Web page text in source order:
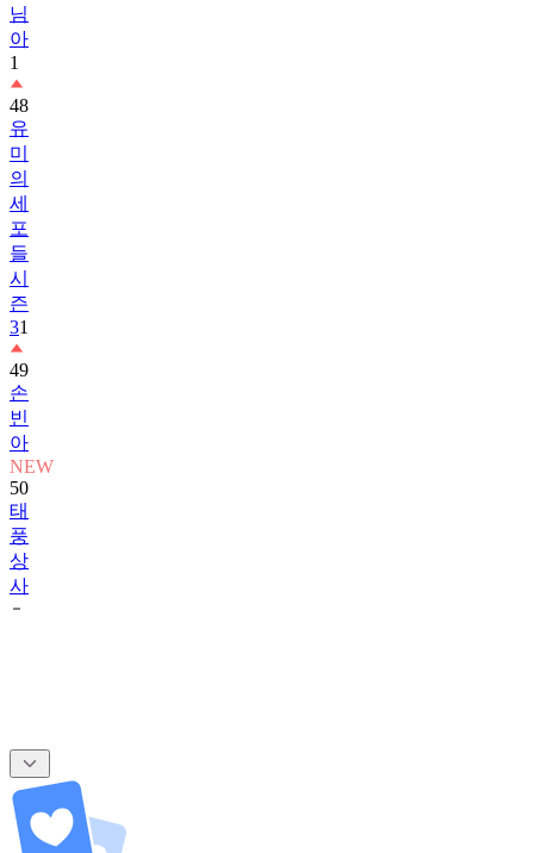
님
아
1
48
유
미
의
세
포
들
시
즌
31
49
손
빈
아
NEW
50
태
풍
상
사